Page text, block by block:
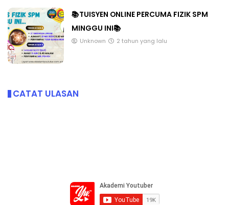
📚TUISYEN ONLINE PERCUMA FIZIK SPM
MINGGU INI📚
Unknown 2 tahun yang lalu
CATAT ULASAN